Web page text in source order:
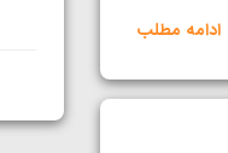
ادامه مطلب